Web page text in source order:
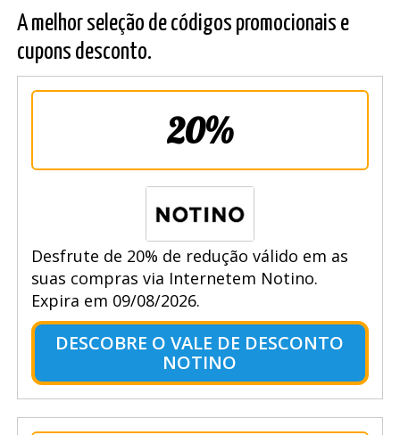
A melhor seleção de códigos promocionais e
cupons desconto.
20%
Desfrute de 20% de redução válido em as
suas compras via Internetem Notino.
Expira em 09/08/2026.
DESCOBRE O VALE DE DESCONTO
NOTINO